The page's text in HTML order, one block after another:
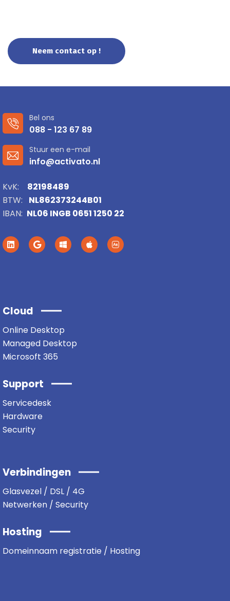
Neem contact op !
Bel ons
088 - 123 67 89
Stuur een e-mail
info@activato.nl
KvK:
82198489
BTW:
NL862373244B01
IBAN: NL06 INGB 0651 1250 22
Cloud
Online Desktop
Managed Desktop
Microsoft 365
Support
Servicedesk
Hardware
Security
Verbindingen
Glasvezel / DSL / 4G
Netwerken / Security
Hosting
Domeinnaam registratie / Hosting